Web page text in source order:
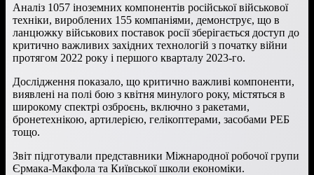
Аналіз 1057 іноземних компонентів російської військової
техніки, вироблених 155 компаніями, демонструє, що в
ланцюжку військових поставок росії зберігається доступ до
критично важливих західних технологій з початку війни
протягом 2022 року і першого кварталу 2023-го.
Дослідження показало, що критично важливі компоненти,
виявлені на полі бою з квітня минулого року, містяться в
широкому спектрі озброєнь, включно з ракетами,
бронетехнікою, артилерією, гелікоптерами, засобами РЕБ
тощо.
Звіт підготували представники Міжнародної робочої групи
Єрмака-Макфола та Київської школи економіки.